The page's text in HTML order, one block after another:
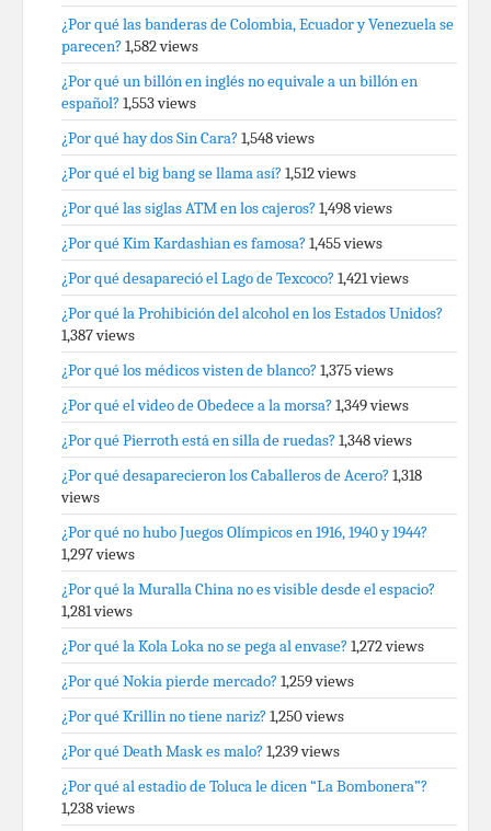
¿Por qué las banderas de Colombia, Ecuador y Venezuela se
parecen? 1,582 views
¿Por qué un billón en inglés no equivale a un billón en
español? 1,553 views
¿Por qué hay dos Sin Cara? 1,548 views
¿Por qué el big bang se llama así? 1,512 views
¿Por qué las siglas ATM en los cajeros? 1,498 views
¿Por qué Kim Kardashian es famosa? 1,455 views
¿Por qué desapareció el Lago de Texcoco? 1,421 views
¿Por qué la Prohibición del alcohol en los Estados Unidos?
1,387 views
¿Por qué los médicos visten de blanco? 1,375 views
¿Por qué el video de Obedece a la morsa? 1,349 views
¿Por qué Pierroth está en silla de ruedas? 1,348 views
¿Por qué desaparecieron los Caballeros de Acero? 1,318
views
¿Por qué no hubo Juegos Olímpicos en 1916, 1940 y 1944?
1,297 views
¿Por qué la Muralla China no es visible desde el espacio?
1,281 views
¿Por qué la Kola Loka no se pega al envase? 1,272 views
¿Por qué Nokia pierde mercado? 1,259 views
¿Por qué Krillin no tiene nariz? 1,250 views
¿Por qué Death Mask es malo? 1,239 views
¿Por qué al estadio de Toluca le dicen “La Bombonera”?
1,238 views